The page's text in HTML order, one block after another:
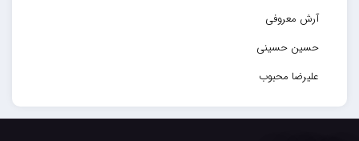
آرش معروفی
حسین حسینی
علیرضا محبوب
حسین حصارکی